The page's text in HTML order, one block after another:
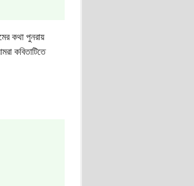
কথা পুনরায়
কবিতাটিতে